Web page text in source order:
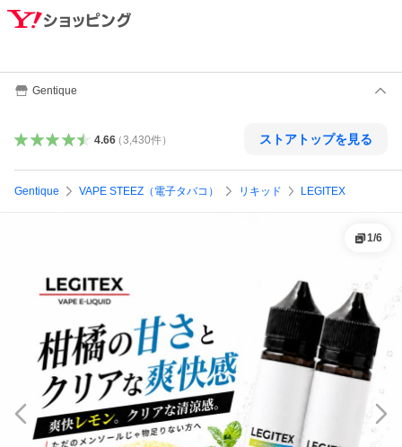
Gentique
4.66（3,430件） ストアトップを見る
Gentique VAPE STEEZ（電子タバコ） リキッド LEGITEX
1/6